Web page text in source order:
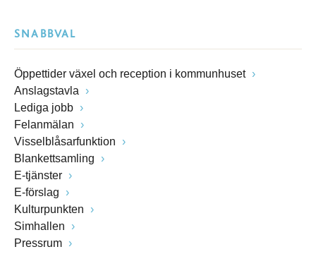
SNABBVAL
Öppettider växel och reception i kommunhuset
Anslagstavla
Lediga jobb
Felanmälan
Visselblåsarfunktion
Blankettsamling
E-tjänster
E-förslag
Kulturpunkten
Simhallen
Pressrum